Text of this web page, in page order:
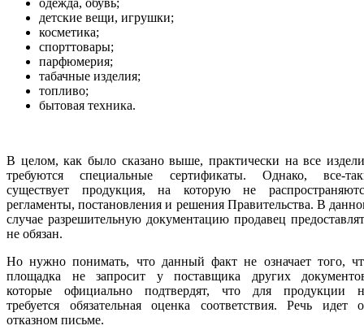
одежда, обувь;
детские вещи, игрушки;
косметика;
спорттовары;
парфюмерия;
табачные изделия;
топливо;
бытовая техника.
В целом, как было сказано выше, практически на все
требуются специальные сертификаты. Однако, все-
существует продукция, на которую не
регламенты, постановления и решения Правительства. В
случае разрешительную документацию продавец
не обязан.
Но нужно понимать, что данный факт не означает того,
площадка не запросит у поставщика других
которые официально подтвердят, что для продукции
требуется обязательная оценка соответствия. Речь идет
отказном письме.